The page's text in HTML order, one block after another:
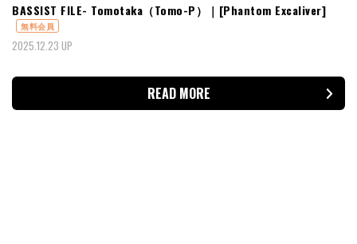
BASSIST FILE- Tomotaka（Tomo-P）｜[Phantom Excaliver]
無料会員
2025.12.23 UP
READ MORE